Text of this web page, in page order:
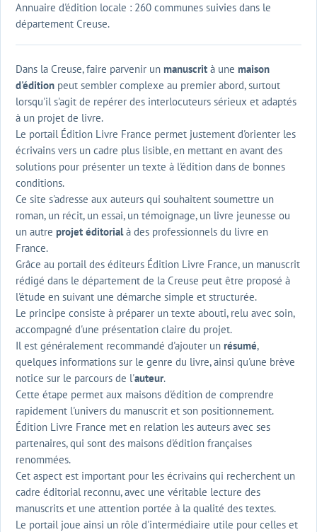
Annuaire d'édition locale : 260 communes suivies dans le
département Creuse.
Dans la Creuse, faire parvenir un manuscrit à une maison
d'édition peut sembler complexe au premier abord, surtout
lorsqu'il s'agit de repérer des interlocuteurs sérieux et adaptés
à un projet de livre.
Le portail Édition Livre France permet justement d'orienter les
écrivains vers un cadre plus lisible, en mettant en avant des
solutions pour présenter un texte à l'édition dans de bonnes
conditions.
Ce site s'adresse aux auteurs qui souhaitent soumettre un
roman, un récit, un essai, un témoignage, un livre jeunesse ou
un autre projet éditorialà des professionnels du livre en
France.
Grâce au portail des éditeurs Édition Livre France, un manuscrit
rédigé dans le département de la Creuse peut être proposé à
l'étude en suivant une démarche simple et structurée.
Le principe consiste à préparer un texte abouti, relu avec soin,
accompagné d'une présentation claire du projet.
Il est généralement recommandé d'ajouter un résumé,
quelques informations sur le genre du livre, ainsi qu'une brève
notice sur le parcours de l'auteur.
Cette étape permet aux maisons d'édition de comprendre
rapidement l'univers du manuscrit et son positionnement.
Édition Livre France met en relation les auteurs avec ses
partenaires, qui sont des maisons d'édition françaises
renommées.
Cet aspect est important pour les écrivains qui recherchent un
cadre éditorial reconnu, avec une véritable lecture des
manuscrits et une attention portée à la qualité des textes.
Le portail joue ainsi un rôle d'intermédiaire utile pour celles et